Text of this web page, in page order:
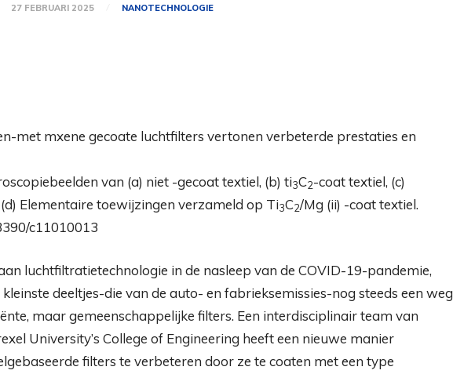
27 FEBRUARI 2025 NANOTECHNOLOGIE
van (a) niet -gecoat textiel, (b) ti3C2-coat textiel, (c)
Elementaire toewijzingen verzameld op Ti3C2/Mg (ii) -coat textiel.
c11010013
luchtfiltratietechnologie in de nasleep van de COVID-19-pandemie,
deeltjes-die van de auto- en fabrieksemissies-nog steeds een weg
maar gemeenschappelijke filters. Een interdisciplinair team van
University’s College of Engineering heeft een nieuwe manier
filters te verbeteren door ze te coaten met een type